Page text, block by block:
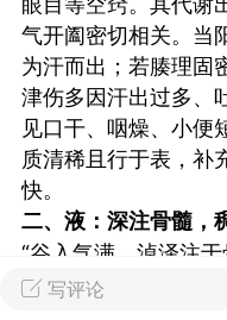
容平，顺时收
时精气
0
谷气
下的
写评论
气开阖密切相关。当
为汗而出；若腠理固
津伤多因汗出过多、
见口干、咽燥、小便
质清稀且行于表，补
快。
二、液：深注骨髓，
“谷入气满，淖泽注
髓，皮肤润泽，是谓